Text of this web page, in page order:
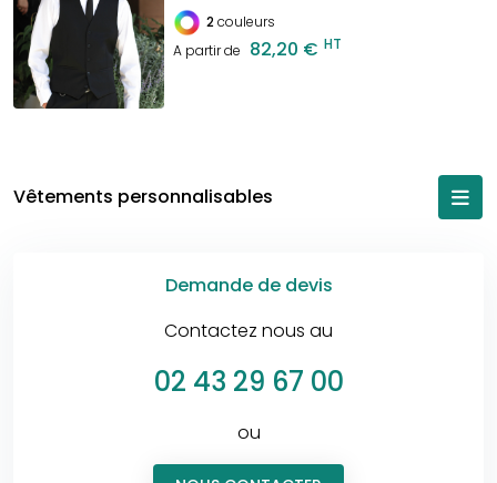
2couleurs
A partir de 82,20 € HT
Vêtements personnalisables
Demande de devis
Contactez nous au
02 43 29 67 00
ou